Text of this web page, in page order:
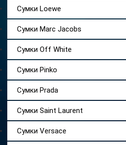
Сумки Loewe
Сумки Marc Jacobs
Сумки Off White
Сумки Pinko
Сумки Prada
Сумки Saint Laurent
Сумки Versace